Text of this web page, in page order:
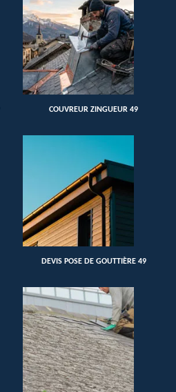
COUVREUR ZINGUEUR 49
DEVIS POSE DE GOUTTIÈRE 49